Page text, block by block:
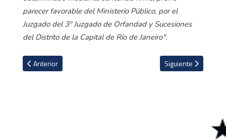
parecer favorable del Ministerio Público, por el
Juzgado del 3º Juzgado de Orfandad y Sucesiones
del Distrito de la Capital de Río de Janeiro".
Artículo anterior: Brasil salió al paso para desmentir que vestirán
Anterior Artículo siguiente:
Siguiente